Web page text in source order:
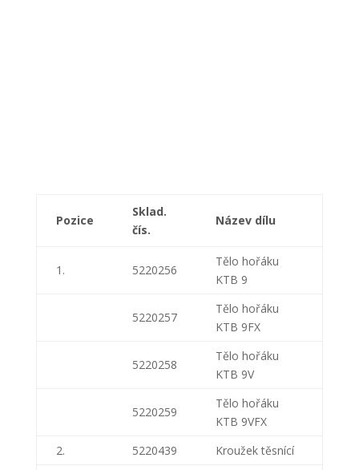
Pozice
Sklad.
čís.
Název dílu
1. 5220256
Tělo hořáku
KTB 9
5220257
Tělo hořáku
KTB 9FX
5220258
Tělo hořáku
KTB 9V
5220259
Tělo hořáku
KTB 9VFX
2.
5220439 Kroužek těsnící